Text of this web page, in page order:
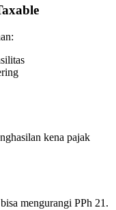
kena pajak
mengurangi PPh 21.